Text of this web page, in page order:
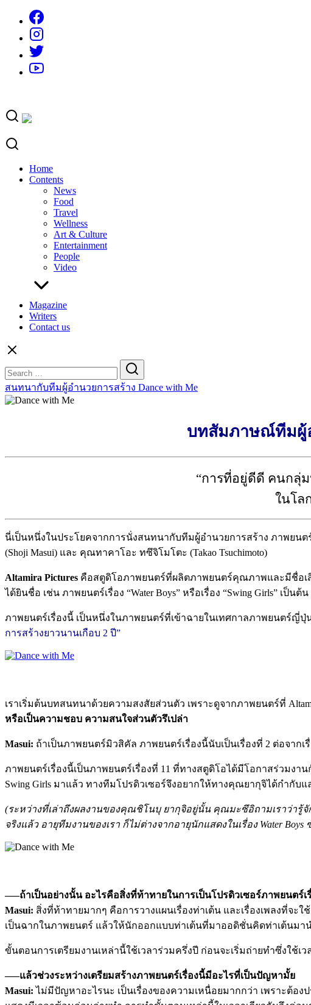
content
Home
Contents
News
Food
Travel
Wellness
Art & Culture
Entertainment
People
Video
Magazine
Writers
Contact us
for:
สนทนากับทีมผู้อำนวยการสร้าง Dance with Me
บทสัมภาษณ์ทีมผู้อ
“การที่อยู่ดีดี คนกลุ่ม
ในโล
นี่เป็นหนึ่งในประโยคจากการนั่งสนทนากับทีมผู้อำนวยการสร้าง ภาพยนตร์
(Shoji Masui) และ คุณทาคาโอะ ทซึจิโมโตะ (Takao Tsuchimoto)
Altamira Pictures คือสตูดิโอภาพยนตร์ที่ผลิตภาพยนตร์คุณภาพและมีชื่อเสี
ได้ยินชื่อ เช่น ภาพยนตร์เรื่อง “Water Boys” หรือเรื่อง “Swing Girls” เป็นต้น
ภาพยนตร์เรื่องนี้ เป็นหนึ่งในภาพยนตร์ที่เข้าฉายในเทศกาลภาพยนตร์
การสร้างยาวนานเกือบ 2 ปี”
เราเริ่มต้นบทสนทนาด้วยความสงสัยส่วนตัว เพราะดูจากภาพยนตร์ที่
หรือเป็นความชอบ ความสนใจส่วนตัวรึเปล่า
Masui: ถ้าเป็นภาพยนตร์มิวสิคัล ภาพยนตร์เรื่องนี้นับเป็นเรื่องที่ 2 ต่อจาก
ภาพยนตร์เรื่องนี้เป็นภาพยนตร์เรื่องที่ 11 ที่ทางสตูดิโอได้มีโอกาสร่วมงาน
Swing Girls มาแล้ว ทางทีมโปรดิวเซอร์จึงอยากให้ทางคุณยากุจิได้กำกั
(ระหว่างที่เล่าถึงผลงานของคุณชิโนบุ ยากุจิอยู่นั้น คุณมะซึอิถามเราว่ารู้จั
จริงแล้ว อายุทีมงานของเรา ก็ไม่ต่างจากอายุนักแสดงในเรื่อง Water
—–ถ้าเป็นอย่างนั้น อะไรคือสิ่งที่ท้าทายในการเป็นโปรดิวเซอร์ภาพยนตร์เ
Masui: สิ่งที่ท้าทายมากๆ คือการวางแผนเรื่องท่าเต้น และเรื่องเพลงที่จ
เป็นฉากในภาพยนตร์ แล้วให้นักออกแบบท่าเต้นที่มาออดิชั่นคิดท่าเต้นมา
ขั้นตอนการเตรียมงานเหล่านี้ใช้เวลาร่วมครึ่งปี ก่อนจะเริ่มถ่ายทำซึ่งใช้เ
—–แล้วช่วงระหว่างเตรียมสร้างภาพยนตร์เรื่องนี้มีอะไรที่เป็นปัญหามั้ย
Masui: ไม่มีปัญหาอะไรนะ เป็นเรื่องของความเหนื่อยมากกว่า เพราะต้อ